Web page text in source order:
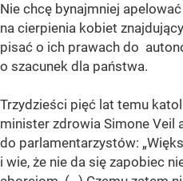
Nie chcę bynajmniej
na cierpienia kobiet
pisać o ich prawach do
o szacunek dla państwa.
Trzydzieści pięć lat temu
minister zdrowia Simone Veil
do parlamentarzystów:
i wie, że nie da się zapobiec